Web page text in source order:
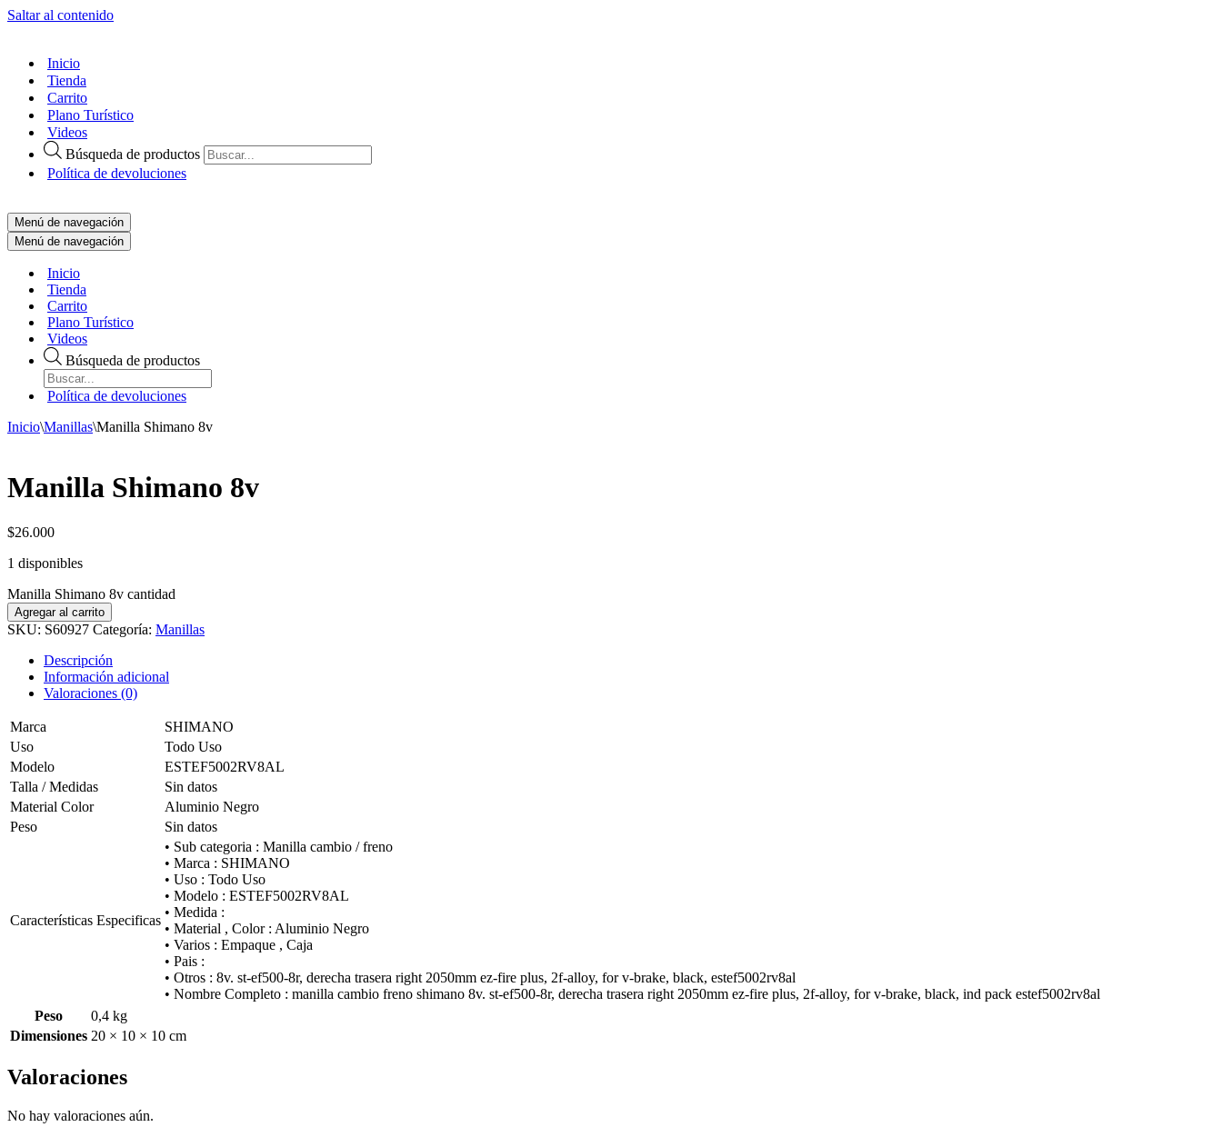
Saltar al contenido
Inicio
Tienda
Carrito
Plano Turístico
Videos
Búsqueda de productos
Política de devoluciones
Menú de navegación
Menú de navegación
Inicio
Tienda
Carrito
Plano Turístico
Videos
Búsqueda de productos
Política de devoluciones
Inicio\Manillas\Manilla Shimano 8v
Manilla Shimano 8v
$26.000
1 disponibles
Manilla Shimano 8v cantidad
Agregar al carrito
SKU: S60927 Categoría: Manillas
Descripción
Información adicional
Valoraciones (0)
Marca
SHIMANO
Uso
Todo Uso
Modelo
ESTEF5002RV8AL
Talla / Medidas
Sin datos
Material Color
Aluminio Negro
Peso
Sin datos
Características Especificas
• Sub categoria : Manilla cambio / freno
• Marca : SHIMANO
• Uso : Todo Uso
• Modelo : ESTEF5002RV8AL
• Medida :
• Material , Color : Aluminio Negro
• Varios : Empaque , Caja
• Pais :
• Otros : 8v. st-ef500-8r, derecha trasera right 2050mm ez-fire plus, 2f-alloy, for v-brake, black, estef5002rv8al
• Nombre Completo : manilla cambio freno shimano 8v. st-ef500-8r, derecha trasera right 2050mm ez-fire plus, 2f-alloy, for v-brake, black, ind pack estef5002rv8al
Peso
0,4 kg
Dimensiones 20 × 10 × 10 cm
Valoraciones
No hay valoraciones aún.